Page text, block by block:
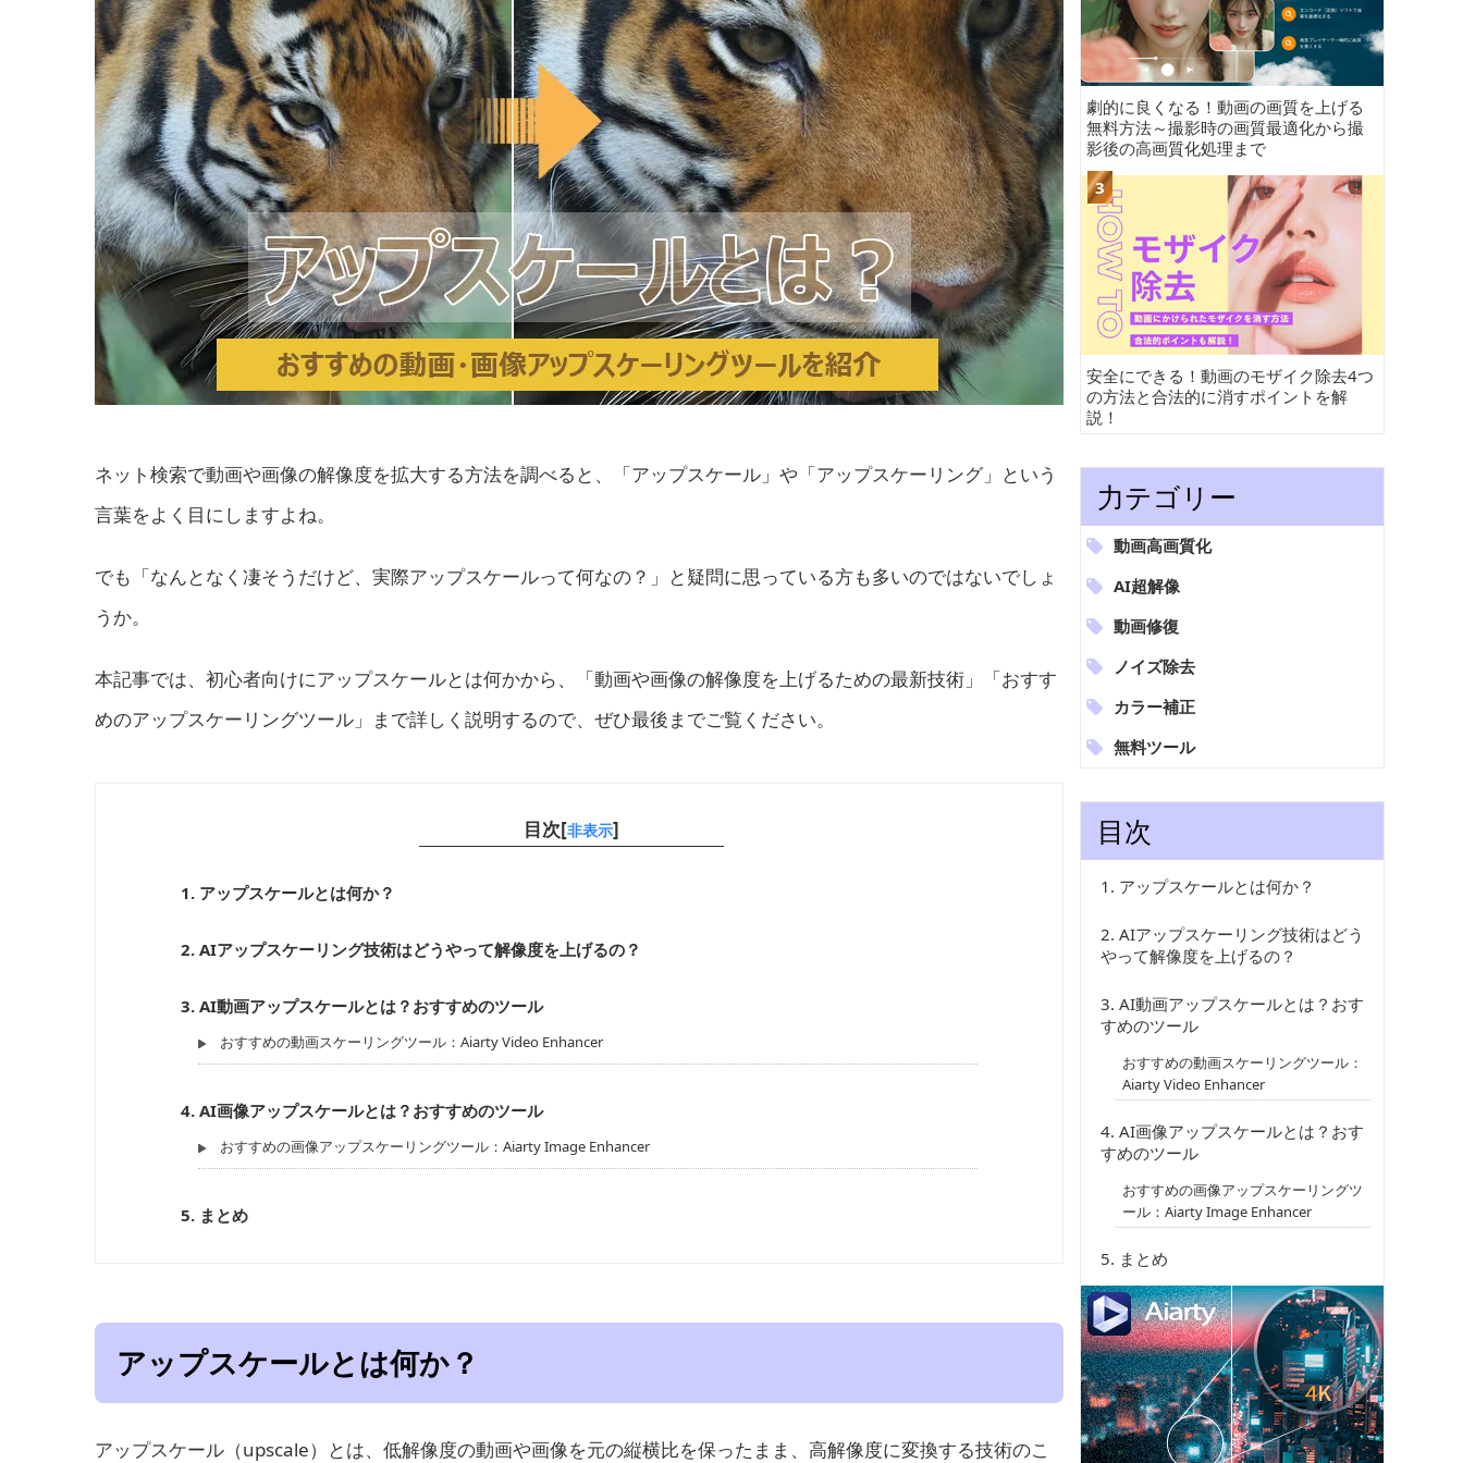
ネット検索で動画や画像の解像度を拡大する方法を調べると、「アップスケール」や「アップスケーリング」という
言葉をよく目にしますよね。
でも「なんとなく凄そうだけど、実際アップスケールって何なの？」と疑問に思っている方も多いのではないでしょ
うか。
本記事では、初心者向けにアップスケールとは何かから、「動画や画像の解像度を上げるための最新技術」「おすす
めのアップスケーリングツール」まで詳しく説明するので、ぜひ最後までご覧ください。
目次[非表示]
1. アップスケールとは何か？
2. AIアップスケーリング技術はどうやって解像度を上げるの？
3. AI動画アップスケールとは？おすすめのツール
おすすめの動画スケーリングツール：Aiarty Video Enhancer
4. AI画像アップスケールとは？おすすめのツール
おすすめの画像アップスケーリングツール：Aiarty Image Enhancer
5. まとめ
アップスケールとは何か？
アップスケール（upscale）とは、低解像度の動画や画像を元の縦横比を保ったまま、高解像度に変換する技術のこ
劇的に良くなる！動画の画質を上げる
無料方法～撮影時の画質最適化から撮
影後の高画質化処理まで
安全にできる！動画のモザイク除去4つ
の方法と合法的に消すポイントを解
説！
力テゴリー
動画高画質化
AI超解像
動画修復
ノイズ除去
カラー補正
無料ツール
目次
1. アップスケールとは何か？
2. AIアップスケーリング技術はどう
やって解像度を上げるの？
3. AI動画アップスケールとは？おす
すめのツール
おすすめの動画スケーリングツール：
Aiarty Video Enhancer
4. AI画像アップスケールとは？おす
すめのツール
おすすめの画像アップスケーリングツ
ール：Aiarty Image Enhancer
5. まとめ